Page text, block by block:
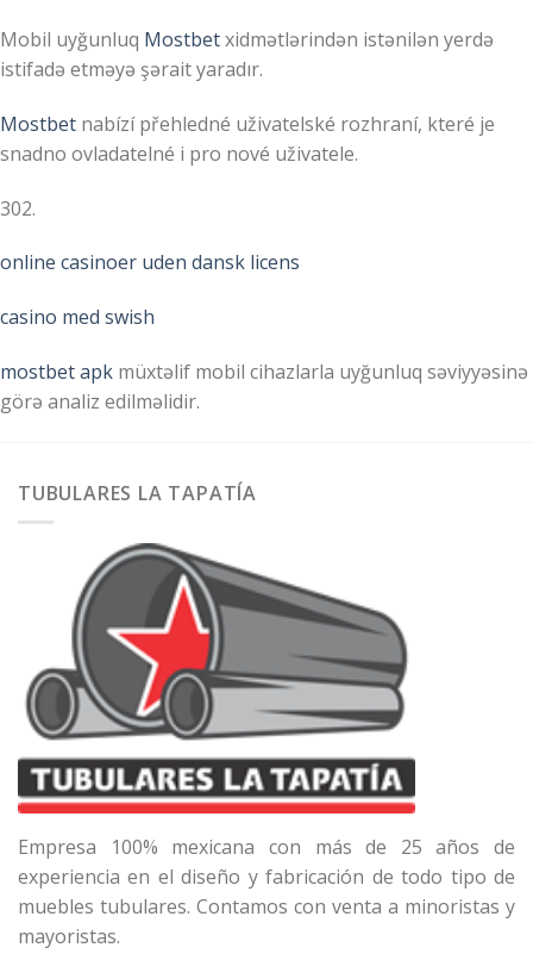
Mobil uyğunluq Mostbetxidmətlərindən istənilən yerdə
istifadə etməyə şərait yaradır.
Mostbet nabízí přehledné uživatelské rozhraní, které je
snadno ovladatelné i pro nové uživatele.
302.
online casinoer uden dansk licens
casino med swish
mostbet apk müxtəlif mobil cihazlarla uyğunluq səviyyəsinə
görə analiz edilməlidir.
TUBULARES LA TAPATÍA
Empresa 100% mexicana con más de 25 años de
experiencia en el diseño y fabricación de todo tipo de
muebles tubulares. Contamos con venta a minoristas y
mayoristas.